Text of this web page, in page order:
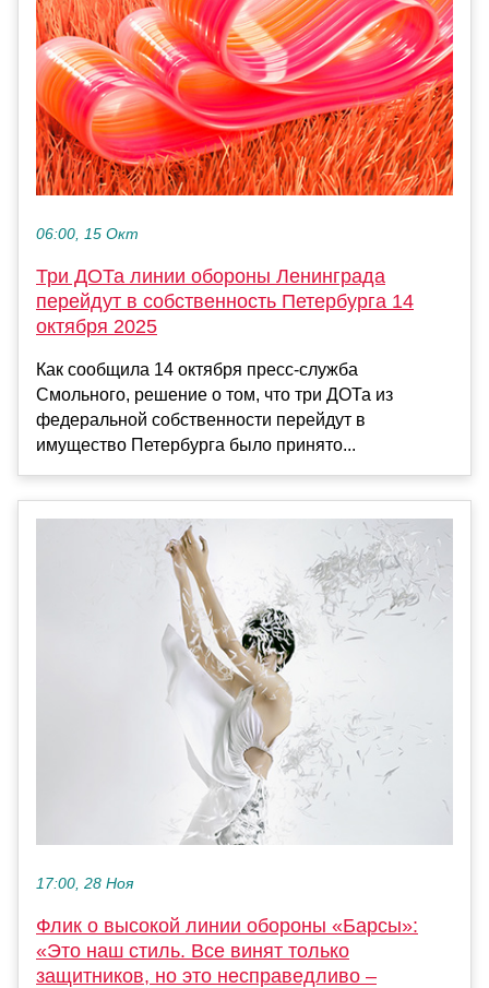
06:00, 15 Окт
Три ДОТа линии обороны Ленинграда
перейдут в собственность Петербурга 14
октября 2025
Как сообщила 14 октября пресс-служба
Смольного, решение о том, что три ДОТа из
федеральной собственности перейдут в
имущество Петербурга было принято...
17:00, 28 Ноя
Флик о высокой линии обороны «Барсы»:
«Это наш стиль. Все винят только
защитников, но это несправедливо –